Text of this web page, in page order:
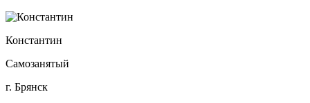
Константин
Самозанятый
г. Брянск